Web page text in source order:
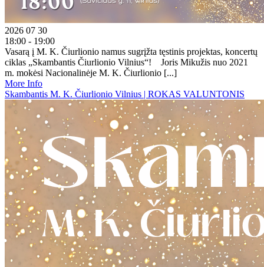
2026 07 30
18:00 - 19:00
Vasarą į M. K. Čiurlionio namus sugrįžta tęstinis projektas, koncertų
ciklas „Skambantis Čiurlionio Vilnius“! Joris Mikužis nuo 2021
m. mokėsi Nacionalinėje M. K. Čiurlionio [...]
More Info
Skambantis M. K. Čiurlionio Vilnius | ROKAS VALUNTONIS